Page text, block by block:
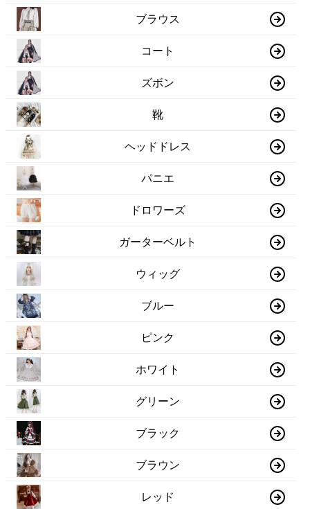
ブラウス
コート
ズボン
靴
ヘッドドレス
パニエ
ドロワーズ
ガーターベルト
ウィッグ
ブルー
ピンク
ホワイト
グリーン
ブラック
ブラウン
レッド